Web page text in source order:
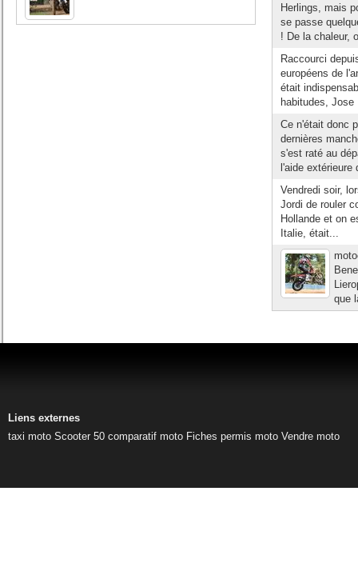
Herlings, mais
se passe
! De la chaleur,
Raccourci
européens de
était
habitudes, Jose
Ce n'était donc
dernières
s'est raté au
l'aide extérieure
Vendredi soir,
Jordi de rouler
Hollande et on
Italie, était...
que
Liens externes
taxi moto Scooter 50 comparatif moto Fiches permis moto Vendre moto